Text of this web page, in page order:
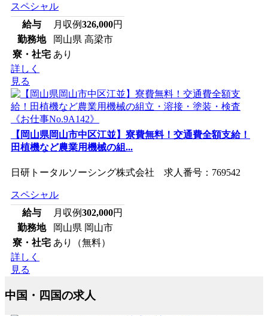
スペシャル
給与
月収例326,000円
勤務地
岡山県 高梁市
寮・社宅 あり
詳しく
見る
【岡山県岡山市中区江並】寮費無料！交通費全額支給！
田植機など農業用機械の組...
日研トータルソーシング株式会社 求人番号：769542
スペシャル
給与
月収例302,000円
勤務地
岡山県 岡山市
寮・社宅 あり（無料）
詳しく
見る
中国・四国の求人